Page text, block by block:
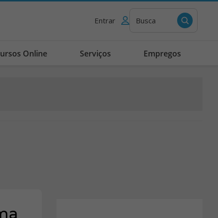
Entrar Busca
Online Serviços Empregos